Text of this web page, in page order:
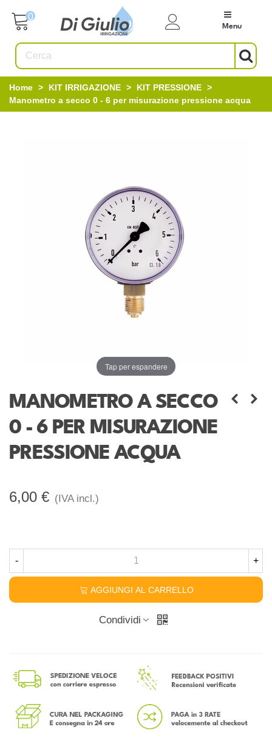
0
Menu
Home > KIT IRRIGAZIONE > KIT PRESSIONE >
Manometro a secco 0 - 6 per misurazione pressione acqua
Tap per espandere
MANOMETRO A SECCO
0 - 6 PER MISURAZIONE
PRESSIONE ACQUA
6,00 € (IVA incl.)
- +
AGGIUNGI AL CARRELLO
Condividi